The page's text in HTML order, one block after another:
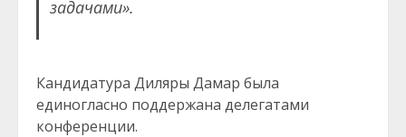
задачами».
Кандидатура Диляры Дамар была
единогласно поддержана делегатами
конференции.